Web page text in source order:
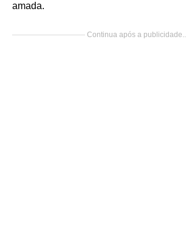
amada.
Continua após a publicidade..